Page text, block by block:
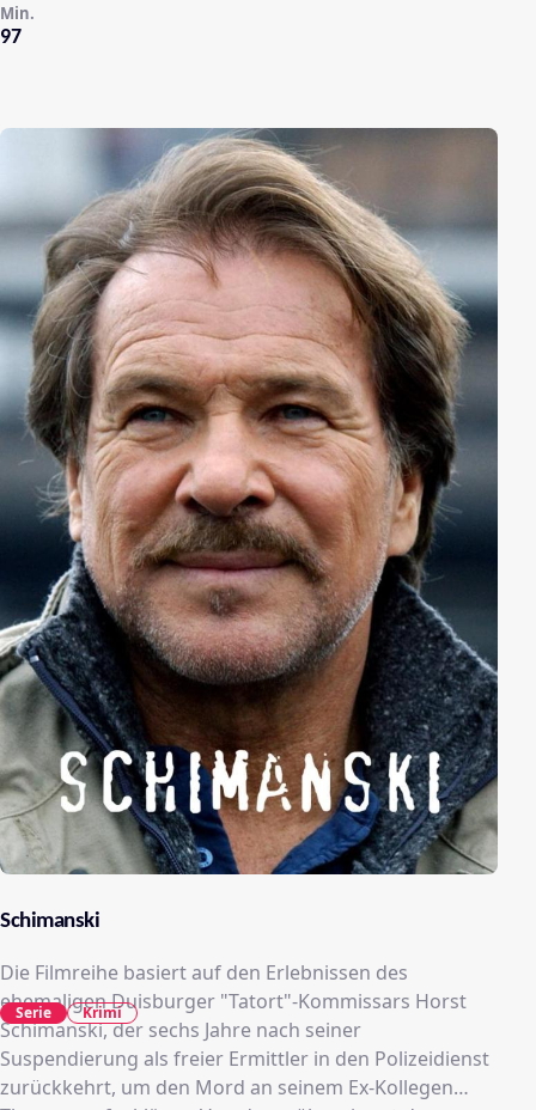
97
Min.
Schimanski
Die Filmreihe basiert auf den Erlebnissen des
ehemaligen Duisburger "Tatort"-Kommissars Horst
Schimanski, der sechs Jahre nach seiner
Suspendierung als freier Ermittler in den Polizeidienst
zurückkehrt, um den Mord an seinem Ex-Kollegen
Serie Krimi